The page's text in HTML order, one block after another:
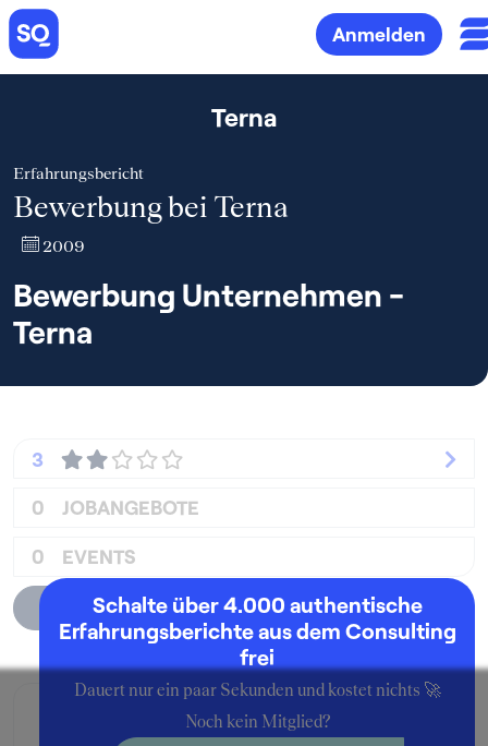
Anmelden
Terna
Erfahrungsbericht
Bewerbung bei Terna
2009
Bewerbung Unternehmen -
Terna
3
0 JOBANGEBOTE
0 EVENTS
Unternehmensprofil
Zusage
Schalte über 4.000 authentische
Erfahrungsberichte aus dem Consulting
frei
Dauert nur ein paar Sekunden und kostet nichts 🚀
Noch kein Mitglied?